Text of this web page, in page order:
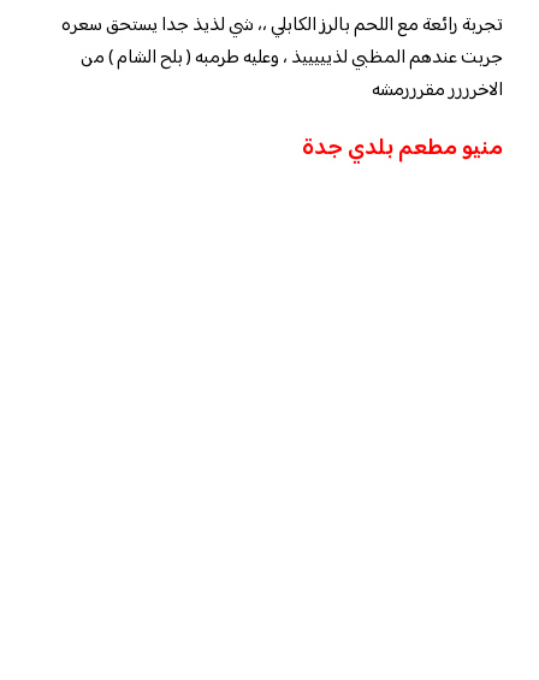
تجربة رائعة مع اللحم بالرز الكابلي ،، شي لذيذ جدا يستحق سعره
جربت عندهم المظبي لذيييييذ ، وعليه طرمبه ( بلح الشام ) من
الاخرررر مقرررمشه
منيو مطعم بلدي جدة